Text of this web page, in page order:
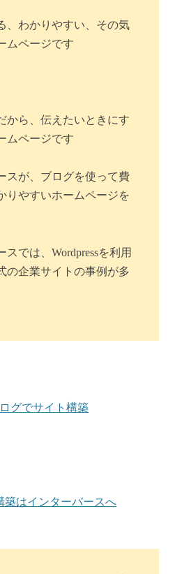
、わかりやすい、その気
ムページです
から、伝えたいときにす
ムページです
スが、ブログを使って費
りやすいホームページを
スでは、Wordpressを利用
の企業サイトの事例が多